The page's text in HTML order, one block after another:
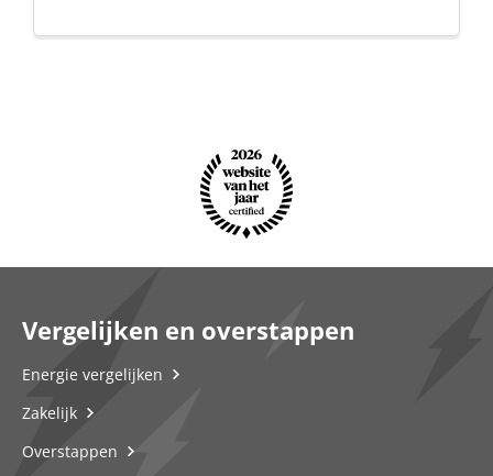
Vergelijken en overstappen
Energie vergelijken
Zakelijk
Overstappen